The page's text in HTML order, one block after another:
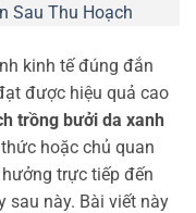
Sau Thu Hoạch
kinh tế đúng đắn
được hiệu quả cao
trồng bưởi da xanh
hoặc chủ quan
trực tiếp đến
sau này. Bài viết này